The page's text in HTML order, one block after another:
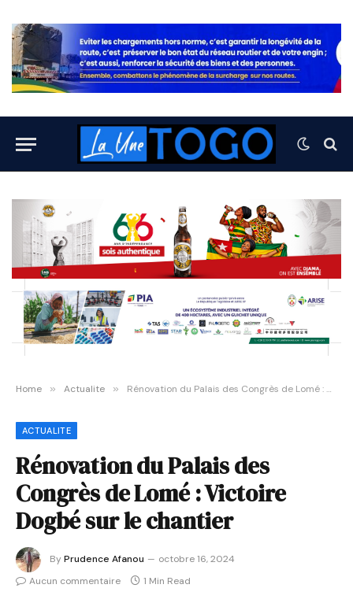
Home » Actualite » Rénovation du Palais des Congrès de Lomé : Victoire Dogbé sur le chantier
ACTUALITE
Rénovation du Palais des
Congrès de Lomé : Victoire
Dogbé sur le chantier
ByPrudence Afanou
octobre 16, 2024
Aucun commentaire
1 Min Read